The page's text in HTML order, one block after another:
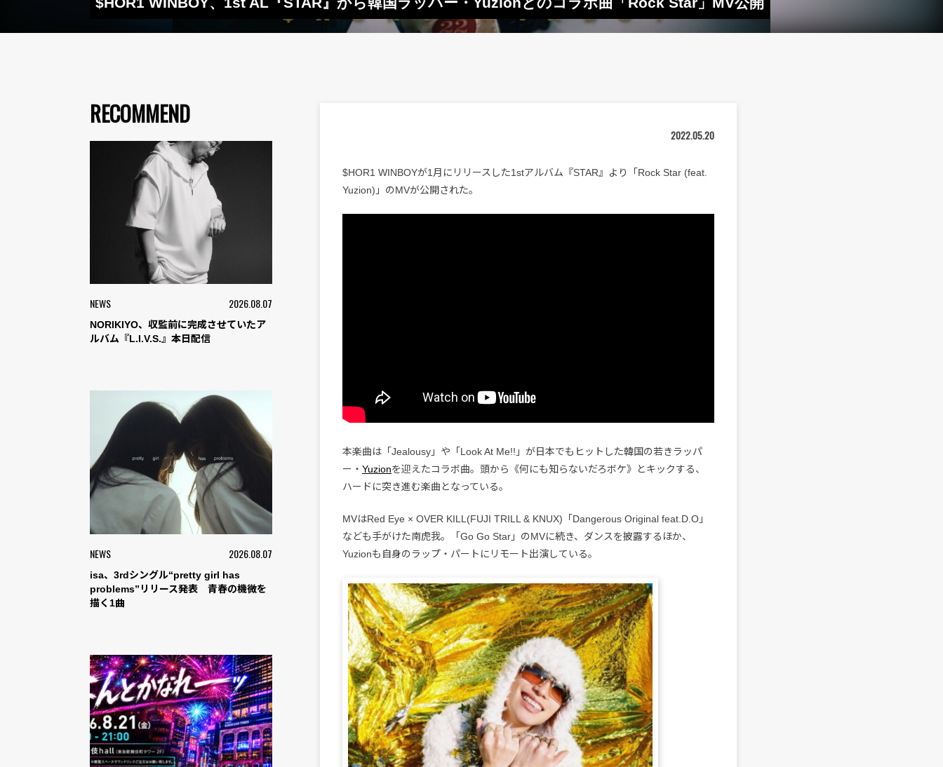
RECOMMEND
NEWS 2026.08.07
NORIKIYO、収監前に完成させていたア
ルバム『L.I.V.S.』本日配信
NEWS 2026.08.07
isa、3rdシングル“pretty girl has
problems”リリース発表 青春の機微を
描く1曲
2022.05.20
$HOR1 WINBOYが1月にリリースした1stアルバム『STAR』より「Rock Star (feat.
Yuzion)」のMVが公開された。
本楽曲は「Jealousy」や「Look At Me!!」が日本でもヒットした韓国の若きラッパ
ー・ Yuzionを迎えたコラボ曲。頭から《何にも知らないだろボケ》とキックする、
ハードに突き進む楽曲となっている。
MVはRed Eye × OVER KILL(FUJI TRILL & KNUX)「Dangerous Original feat.D.O」
なども手がけた南虎我。「Go Go Star」のMVに続き、ダンスを披露するほか、
Yuzionも自身のラップ・パートにリモート出演している。